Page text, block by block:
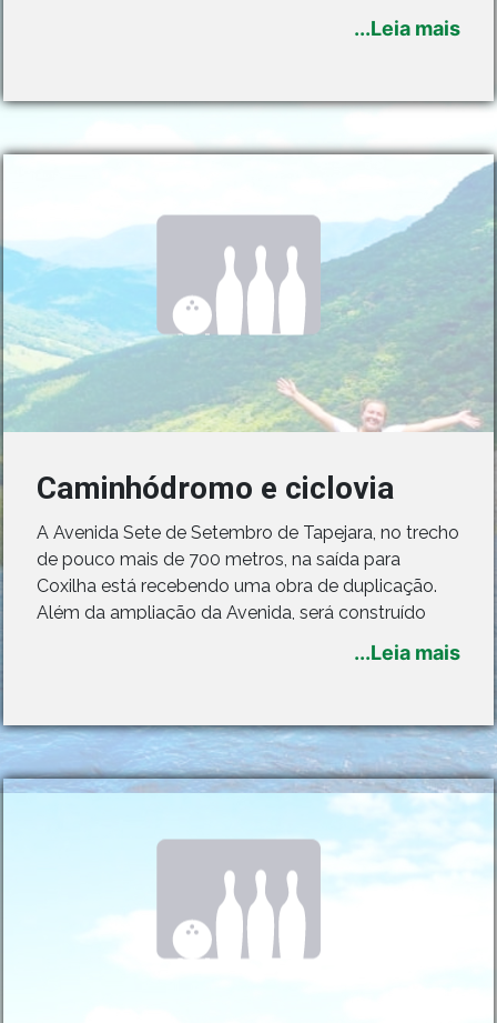
...Leia mais
Caminhódromo e ciclovia
A Avenida Sete de Setembro de Tapejara, no trecho
de pouco mais de 700 metros, na saída para
Coxilha está recebendo uma obra de duplicação.
Além da ampliação da Avenida, será construído
caminhódromo e ciclovia em ambos os lados,
assim como, pista dupla, estacionamento e áreas
...Leia mais